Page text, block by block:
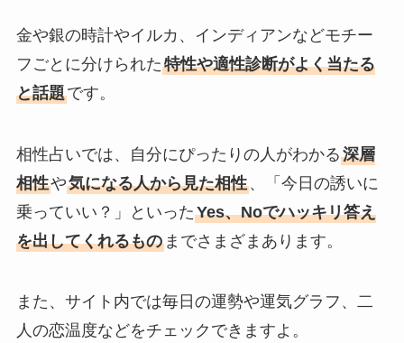
金や銀の時計やイルカ、インディアンなどモチー
フごとに分けられた特性や適性診断がよく当たる
と話題です。
相性占いでは、自分にぴったりの人がわかる深層
相性や気になる人から見た相性、「今日の誘いに
乗っていい？」といったYes、Noでハッキリ答え
を出してくれるものまでさまざまあります。
また、サイト内では毎日の運勢や運気グラフ、二
人の恋温度などをチェックできますよ。